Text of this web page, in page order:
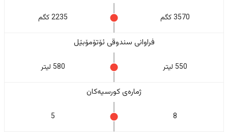
3570 کگم 2235 کگم
فراوانی سندوقی ئۆتۆمۆبێل
550 لیتر 580 لیتر
ژمارەی کورسیەکان
8
5